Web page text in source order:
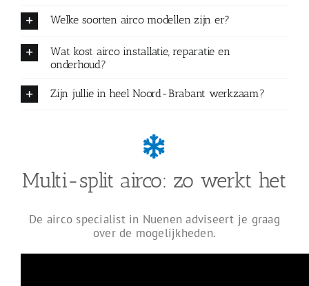
Welke soorten airco modellen zijn er?
Wat kost airco installatie, reparatie en
onderhoud?
Zijn jullie in heel Noord-Brabant werkzaam?
Multi-split airco: zo werkt het
De airco specialist in Nuenen adviseert je graag
over de mogelijkheden.